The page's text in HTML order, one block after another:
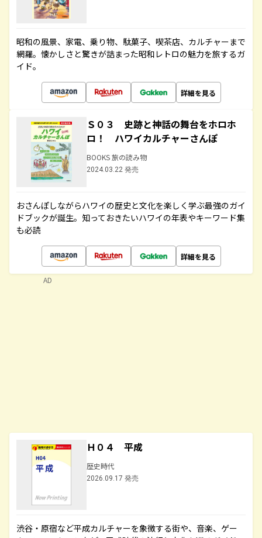
昭和の風景、家電、乗り物、駄菓子、喫茶店、カルチャーまで
網羅。懐かしさと驚きが詰まった昭和レトロの魅力を旅するガ
イド。
詳細を見る
Ｓ０３ 史跡と神話の舞台をホロホ
ロ！ ハワイカルチャーさんぽ
BOOKS 旅の読み物
2024.03.22 発売
おさんぽしながらハワイの歴史と文化を楽しく学ぶ最強のガイ
ドブックが誕生。知っておきたいハワイの年表やキーワード集
も必読
詳細を見る
Ｈ０４ 平成
歴史時代
2026.09.17 発売
渋谷・原宿など平成カルチャーを象徴する街や、音楽、ゲー
AD